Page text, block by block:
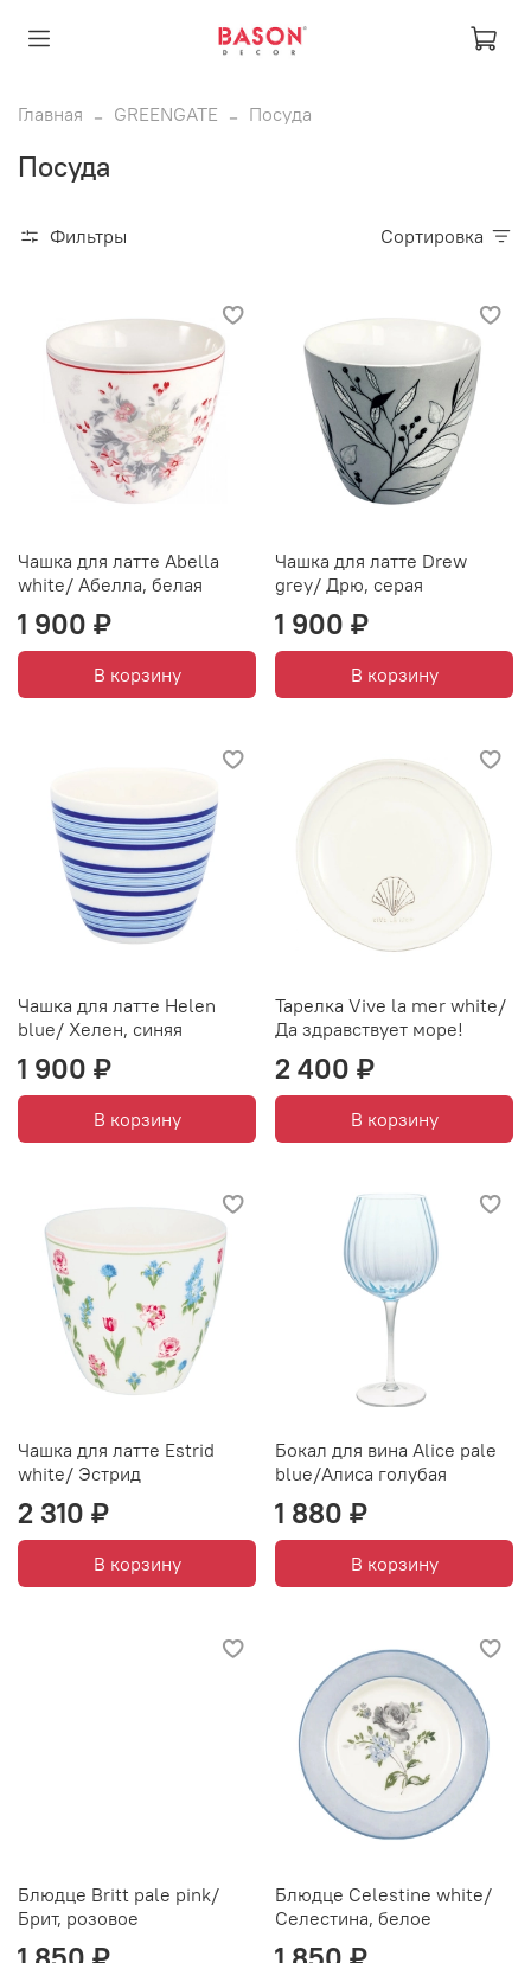
Главная GREENGATE Посуда
Посуда
Фильтры Сортировка
Чашка для латте Abella
white/ Абелла, белая
1 900 ₽
В корзину
Чашка для латте Drew
grey/ Дрю, серая
1 900 ₽
В корзину
Чашка для латте Helen
blue/ Хелен, синяя
1 900 ₽
В корзину
Тарелка Vive la mer white/
Да здравствует море!
2 400 ₽
В корзину
Чашка для латте Estrid
white/ Эстрид
2 310 ₽
В корзину
Бокал для вина Alice pale
blue/Алиса голубая
1 880 ₽
В корзину
Блюдце Britt pale pink/
Брит, розовое
Блюдце Celestine white/
Селестина, белое